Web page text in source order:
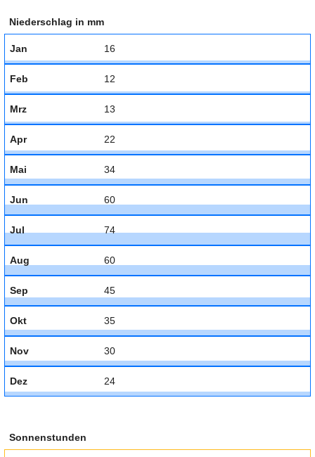
Niederschlag in mm
Jan 16
Feb 12
Mrz 13
Apr 22
Mai 34
Jun 60
Jul 74
Aug 60
Sep 45
Okt 35
Nov 30
Dez 24
Sonnenstunden